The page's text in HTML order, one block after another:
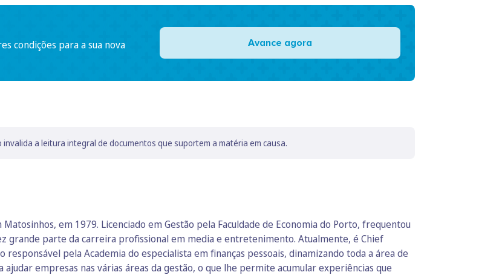
condições para a sua nova
Avance agora
a leitura integral de documentos que suportem a matéria em causa.
Matosinhos, em 1979. Licenciado em Gestão pela Faculdade de Economia do Porto, frequentou
grande parte da carreira profissional em media e entretenimento. Atualmente, é Chief
responsável pela Academia do especialista em finanças pessoais, dinamizando toda a área de
ajudar empresas nas várias áreas da gestão, o que lhe permite acumular experiências que